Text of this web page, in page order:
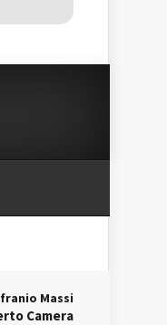
Massi
Camera